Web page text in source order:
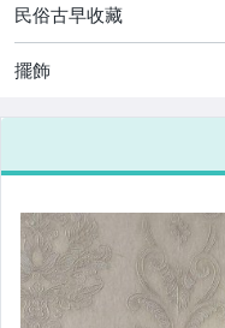
玩具、模型與公仔
手錶與飾品配件
相機、攝影與周邊
民俗古早收藏
擺飾